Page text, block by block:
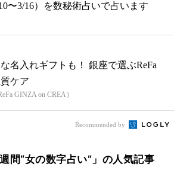
10〜3/16）を数秘術占いで占います
名入れギフトも！ 銀座で選ぶReFa
ケア
GINZA on CREA）
Recommended by
間“女の数字占い”」の人気記事